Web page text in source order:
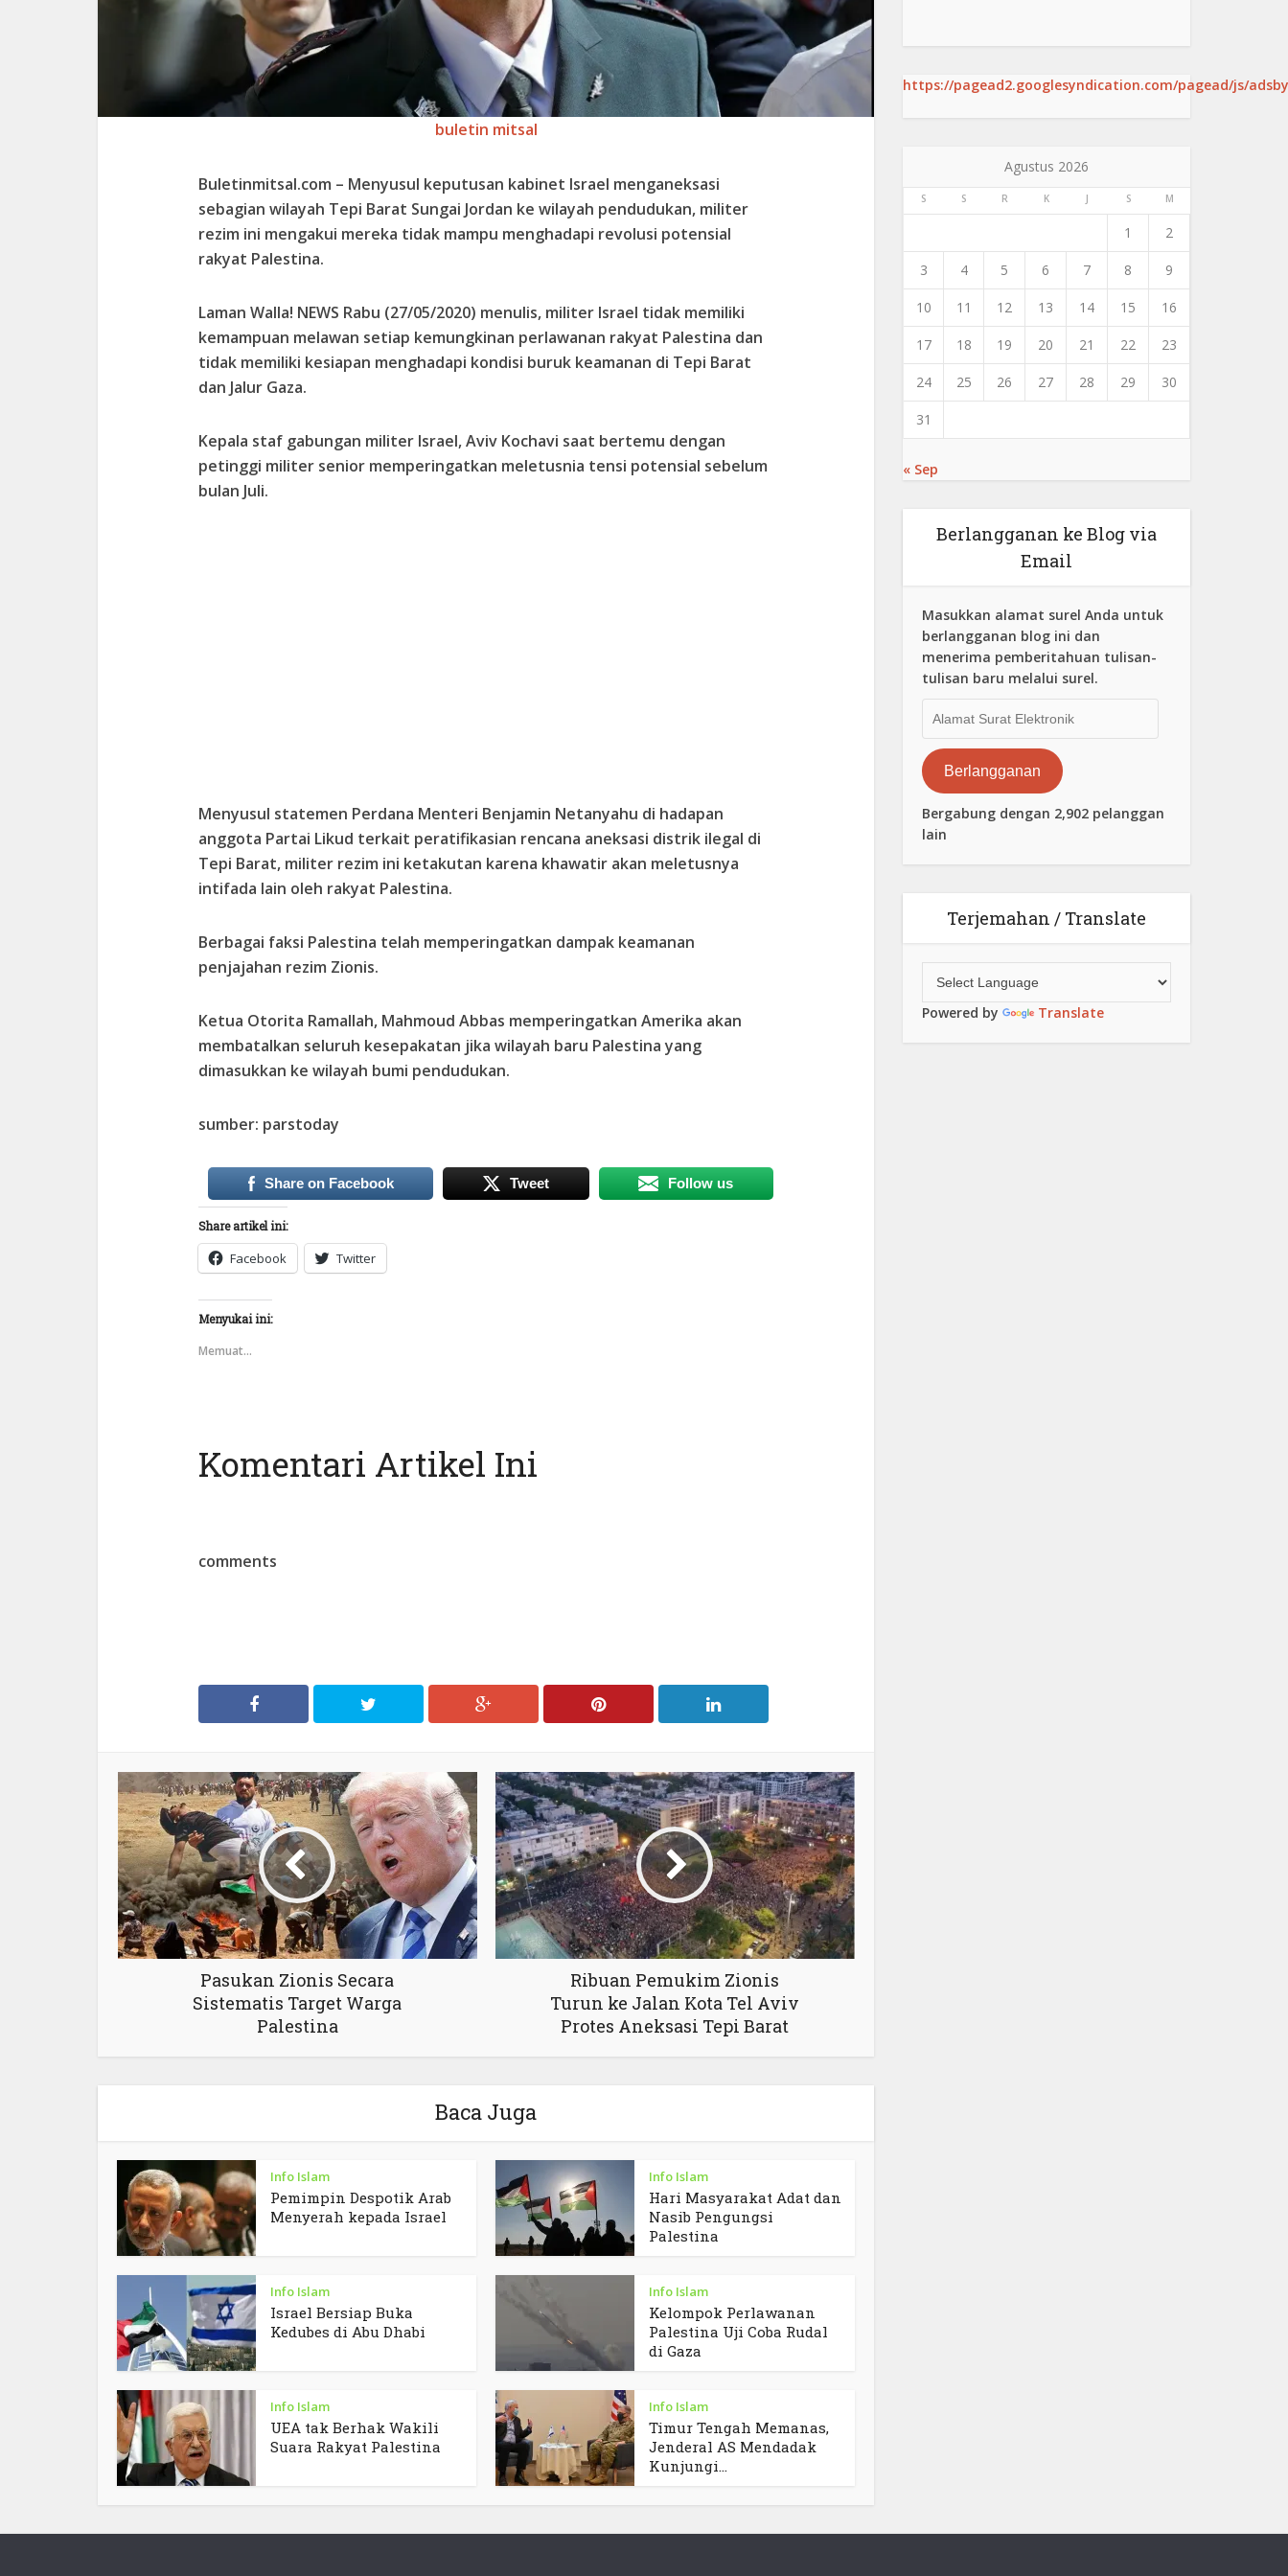
buletin mitsal
Buletinmitsal.com – Menyusul keputusan kabinet Israel menganeksasi
sebagian wilayah Tepi Barat Sungai Jordan ke wilayah pendudukan, militer
rezim ini mengakui mereka tidak mampu menghadapi revolusi potensial
rakyat Palestina.
Laman Walla! NEWS Rabu (27/05/2020) menulis, militer Israel tidak memiliki
kemampuan melawan setiap kemungkinan perlawanan rakyat Palestina dan
tidak memiliki kesiapan menghadapi kondisi buruk keamanan di Tepi Barat
dan Jalur Gaza.
Kepala staf gabungan militer Israel, Aviv Kochavi saat bertemu dengan
petinggi militer senior memperingatkan meletusnia tensi potensial sebelum
bulan Juli.
Menyusul statemen Perdana Menteri Benjamin Netanyahu di hadapan
anggota Partai Likud terkait peratifikasian rencana aneksasi distrik ilegal di
Tepi Barat, militer rezim ini ketakutan karena khawatir akan meletusnya
intifada lain oleh rakyat Palestina.
Berbagai faksi Palestina telah memperingatkan dampak keamanan
penjajahan rezim Zionis.
Ketua Otorita Ramallah, Mahmoud Abbas memperingatkan Amerika akan
membatalkan seluruh kesepakatan jika wilayah baru Palestina yang
dimasukkan ke wilayah bumi pendudukan.
sumber: parstoday
Share on Facebook Tweet Follow us
Share artikel ini:
Facebook Twitter
Menyukai ini:
Memuat...
Komentari Artikel Ini
comments
Pasukan Zionis Secara
Sistematis Target Warga
Palestina
Ribuan Pemukim Zionis
Turun ke Jalan Kota Tel Aviv
Protes Aneksasi Tepi Barat
Baca Juga
Info Islam
Pemimpin Despotik Arab
Menyerah kepada Israel
Info Islam
Hari Masyarakat Adat dan
Nasib Pengungsi
Palestina
Info Islam
Israel Bersiap Buka
Kedubes di Abu Dhabi
Info Islam
Kelompok Perlawanan
Palestina Uji Coba Rudal
di Gaza
Info Islam
UEA tak Berhak Wakili
Suara Rakyat Palestina
Info Islam
Timur Tengah Memanas,
Jenderal AS Mendadak
Kunjungi...
https://pagead2.googlesyndication.com/pagead/js/
Agustus 2026
S S R K J S M
1 2
3 4 5 6 7 8 9
10 11 12 13 14 15 16
17 18 19 20 21 22 23
24 25 26 27 28 29 30
31
« Sep
Berlangganan ke Blog via
Email
Masukkan alamat surel Anda untuk
berlangganan blog ini dan
menerima pemberitahuan tulisan-
tulisan baru melalui surel.
Surat
Elektronik
Berlangganan
Bergabung dengan 2,902 pelanggan
lain
Terjemahan / Translate
Powered by Translate